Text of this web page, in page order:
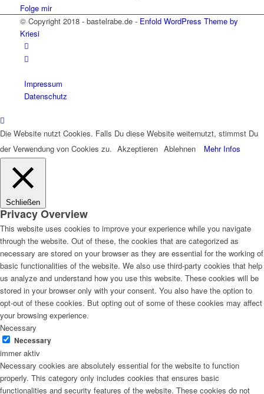
Folge mir
© Copyright 2018 - bastelrabe.de - Enfold WordPress Theme by
Kriesi
Impressum
Datenschutz
Die Website nutzt Cookies. Falls Du diese Website weiternutzt, stimmst Du
der Verwendung von Cookies zu. Akzeptieren Ablehnen Mehr Infos
Schließen
Privacy Overview
This website uses cookies to improve your experience while you navigate
through the website. Out of these, the cookies that are categorized as
necessary are stored on your browser as they are essential for the working of
basic functionalities of the website. We also use third-party cookies that help
us analyze and understand how you use this website. These cookies will be
stored in your browser only with your consent. You also have the option to
opt-out of these cookies. But opting out of some of these cookies may affect
your browsing experience.
Necessary
Necessary
immer aktiv
Necessary cookies are absolutely essential for the website to function
properly. This category only includes cookies that ensures basic
functionalities and security features of the website. These cookies do not